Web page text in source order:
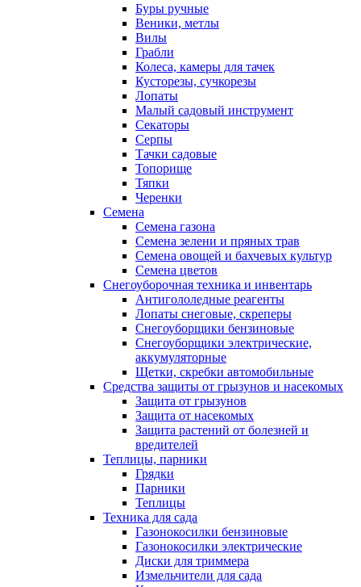
Буры ручные
Веники, метлы
Вилы
Грабли
Колеса, камеры для тачек
Кусторезы, сучкорезы
Лопаты
Малый садовый инструмент
Секаторы
Серпы
Тачки садовые
Топорище
Тяпки
Черенки
Семена
Семена газона
Семена зелени и пряных трав
Семена овощей и бахчевых культур
Семена цветов
Снегоуборочная техника и инвентарь
Антигололедные реагенты
Лопаты снеговые, скреперы
Снегоуборщики бензиновые
Снегоуборщики электрические,
аккумуляторные
Щетки, скребки автомобильные
Средства защиты от грызунов и насекомых
Защита от грызунов
Защита от насекомых
Защита растений от болезней и
вредителей
Теплицы, парники
Грядки
Парники
Теплицы
Техника для сада
Газонокосилки бензиновые
Газонокосилки электрические
Диски для триммера
Измельчители для сада